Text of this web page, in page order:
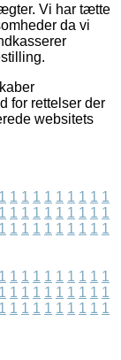
Vi har tætte
da vi
for rettelser der
websitets
1 1 1 1 1 1 1 1 1 1
1 1 1 1 1 1 1 1 1 1
1 1 1 1 1 1 1 1 1 1
1 1 1 1 1 1 1 1 1 1
1 1 1 1 1 1 1 1 1 1
1 1 1 1 1 1 1 1 1 1